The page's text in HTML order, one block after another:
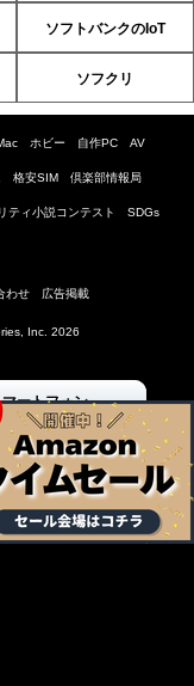
ソフトバンクのIoT
ソフクリ
ホビー 自作PC AV
格安SIM 倶楽部情報局
ティ小説コンテスト SDGs
わせ 広告掲載
Inc. 2026
ートフォン